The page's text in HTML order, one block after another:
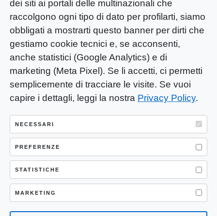
dei siti ai portali delle multinazionali che
raccolgono ogni tipo di dato per profilarti, siamo
obbligati a mostrarti questo banner per dirti che
gestiamo cookie tecnici e, se acconsenti,
anche statistici (Google Analytics) e di
marketing (Meta Pixel). Se li accetti, ci permetti
semplicemente di tracciare le visite. Se vuoi
capire i dettagli, leggi la nostra Privacy Policy.
NECESSARI
PREFERENZE
STATISTICHE
MARKETING
YOU-ng Slow Journalism è una testata
giornalistica di proprietà di Mastino S.R.L.
Registrazione presso Trib. Santa Maria
Capua Vetere (CE) n° 900 del 31/01/2025 |
ISSN 3103-4683
P.IVA: 04755530617
Sede Legale: CASERTA – VIA LORENZO MARIA
NERONI 11 CAP 81100